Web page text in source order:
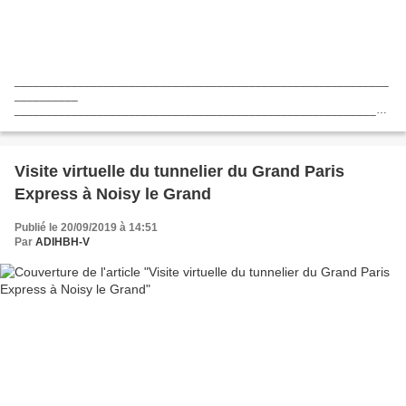
mai 2019 (voir nos articles du 16 avril , du 23 avril...
Visite virtuelle du tunnelier du Grand Paris
Express à Noisy le Grand
Publié le 20/09/2019 à 14:51
Par ADIHBH-V